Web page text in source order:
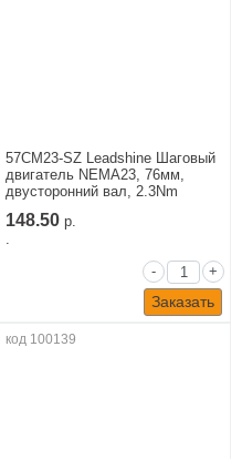
57CM23-SZ Leadshine Шаговый
двигатель NEMA23, 76мм,
двусторонний вал, 2.3Nm
148.50 р.
.
-
+
Заказать
код 100139